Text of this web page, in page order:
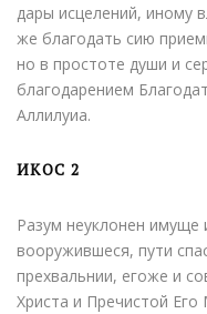
дары исцелений, иному
же благодать сию
но в простоте души и
благодарением
Аллилуиа.
ИКОС 2
Разум неуклонен
вооружившеся, пути
прехвальнии, егоже и
Христа и Пречистой